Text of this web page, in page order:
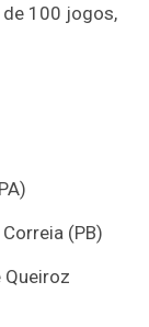
de 100 jogos,
(PB)
Queiroz